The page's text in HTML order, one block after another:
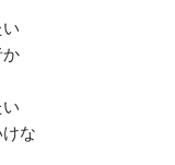
な